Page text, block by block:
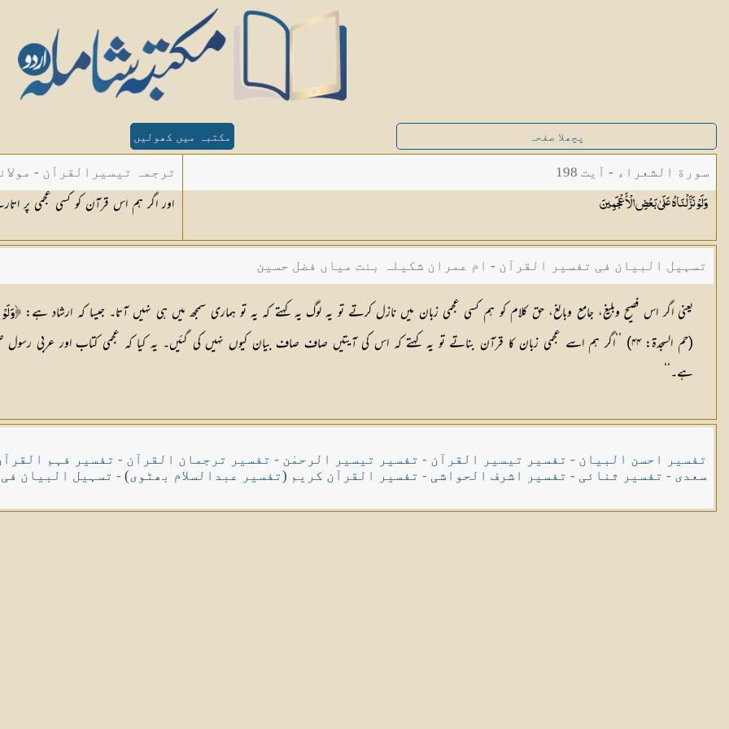
پچھلا صفحہ مکتبہ میں کھولیں
سورة الشعراء - آیت 198
وَلَوْ نَزَّلْنَاهُ عَلَىٰ بَعْضِالْأَعْجَمِينَ
ترجمہ تیسیرالقرآن -
اور اگر ہم اس قرآن کو کسی عجمی پر
تسہیل البیان فی تفسیر القرآن - ام عمران شکیلہ بنت میاں فضل حسین
یعنی اگر اس فصیح وبلیغ، جامع وبالغ، حق کلام کو ہم کسی عجمی زبان میں نازل کرتے تو یہ لوگ یہ کہتے کہ یہ تو ہماری سمجھ میں ہی نہیں آتا۔ جیسا کہ ارشاد ہے:﴿وَ
(حم السجدۃ: ۴۴) ’’اگر ہم اسے عجمی زبان کا قرآن بناتے تو یہ کہتے کہ اس کی آیتیں صاف صاف بیان کیوں نہیں کی گئیں۔ یہ کیا کہ عجمی کتاب اور عربی
ہے۔‘‘
تفسیر احسن البیان - تفسیر تیسیر القرآن - تفسیر تیسیر الرحمٰن - تفسیر ترجمان القرآن - تفسیر فہم
سعدی - تفسیر ثنائی - تفسیر اشرف الحواشی - تفسیر القرآن کریم (تفسیر عبدالسلام بھٹوی) - تسہیل البیان